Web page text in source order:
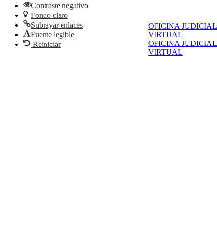
OFICINA JUDICIAL
VIRTUAL
OFICINA JUDICIAL
VIRTUAL
Contraste negativo
Fondo claro
Subrayar enlaces
Fuente legible
Reiniciar